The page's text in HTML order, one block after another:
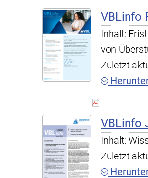
VBLinfo
Inhalt:
von
Zuletzt
VBLinfo
Inhalt:
Zuletzt